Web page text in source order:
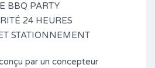
BBQ PARTY
24 HEURES
STATIONNEMENT
par un concepteur